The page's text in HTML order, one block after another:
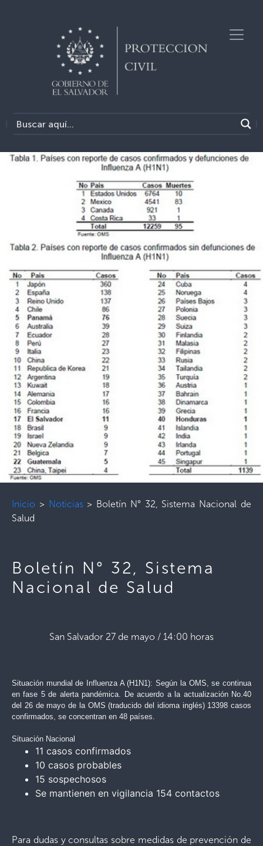
Inicio > Noticias> Boletín N° 32, Sistema Nacional de
Salud
Boletín N° 32, Sistema
Nacional de Salud
San Salvador 27 de mayo / 14:00 horas
Situación mundial de Influenza A (H1N1):Según la OMS, se continua
en fase 5 de alerta pandémica. De acuerdo a la actualización No.40
del 26 de mayo de la OMS (traducido del idioma inglés) 13398 casos
confirmados, se concentran en 48 países.
Situación Nacional
11 casos confirmados
10 casos probables
15 sospechosos
Se mantienen en vigilancia 154 contactos
Para dudas y consultas sobre medidas de prevención de